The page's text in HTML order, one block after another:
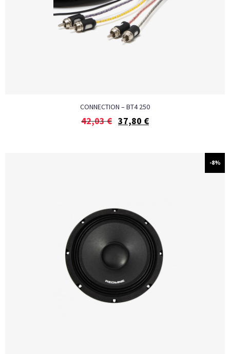
CONNECTION – BT4 250
42,03€ 37,80 €
-8%